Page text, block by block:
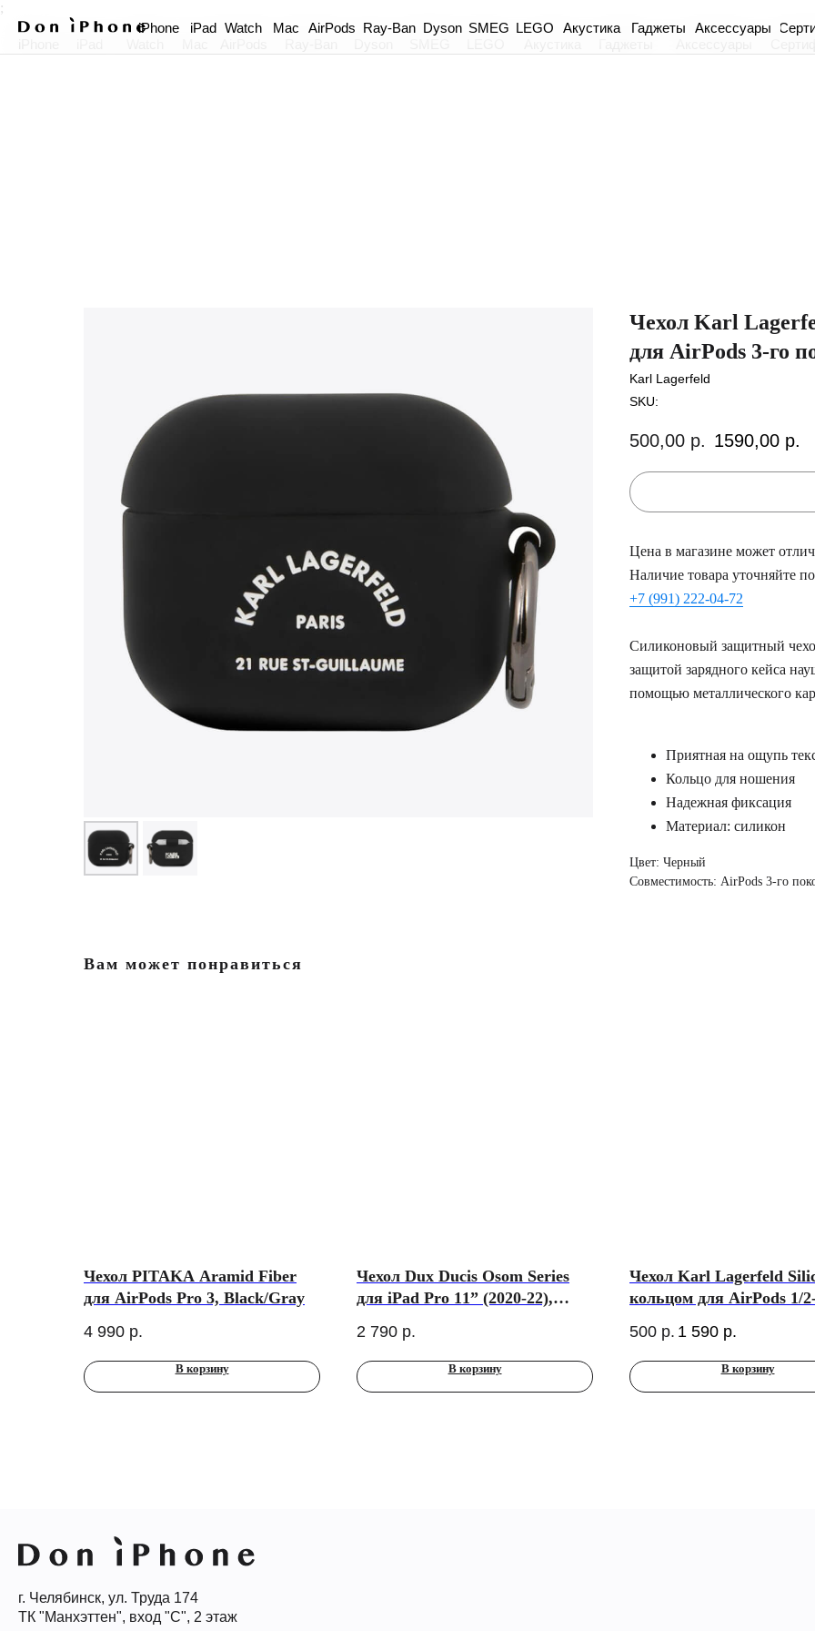
;
Аксессуары
Гаджеты
Акустика
Dyson
AirPods Ray-Ban LEGO
SMEG
Mac
Watch
iPad
iPhone
Чехол Karl
для AirPods 3-го
Karl Lagerfeld
SKU:
500,00 р. 1590,00 р.
Цена в магазине может
Наличие товара уточняйте
+7 (991) 222-04-72
Силиконовый защитный
защитой зарядного кейса
помощью металлического
Приятная на ощупь
Кольцо для ношения
Надежная фиксация
Материал: силикон
Цвет: Черный
Совместимость: AirPods 3-го
Вам может понравиться
Чехол PITAKA Aramid Fiber
для AirPods Pro 3, Black/Gray
4 990 р.
В корзину
Чехол Dux Ducis Osom Series
для iPad Pro 11” (2020-22),
2 790 р.
В корзину
Чехол Karl Lagerfeld
кольцом для AirPods 1/
500 р. 1 590 р.
В корзину
г. Челябинск, ул. Труда 174
ТК "Манхэттен", вход "С", 2 этаж